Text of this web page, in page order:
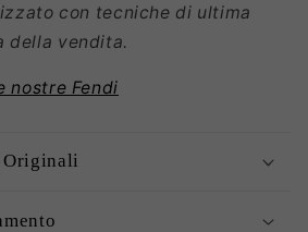
con tecniche di ultima
della vendita.
nostre Fendi
Originali